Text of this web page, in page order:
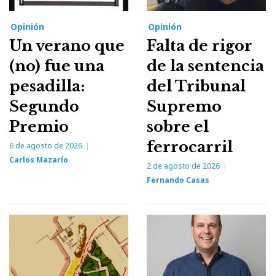
Opinión
Un verano que
(no) fue una
pesadilla:
Segundo
Premio
6 de agosto de 2026
Carlos Mazarío
Opinión
Falta de rigor
de la sentencia
del Tribunal
Supremo
sobre el
ferrocarril
2 de agosto de 2026
Fernando Casas